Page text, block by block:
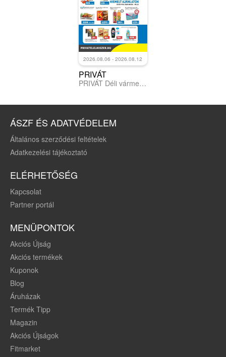
2026.08.06 - 2026.08.12
PRIVÁT
PRIVÁT Déli vármegyék
ÁSZF ÉS ADATVÉDELEM
Általános szerződési feltételek
Adatkezelési tájékoztató
ELÉRHETŐSÉG
Kapcsolat
Partner portál
MENÜPONTOK
Akciós Újság
Akciós termékek
Kuponok
Blog
Áruházak
Termék Tipp
Magazin
Akciós Újságok
Fitmarket